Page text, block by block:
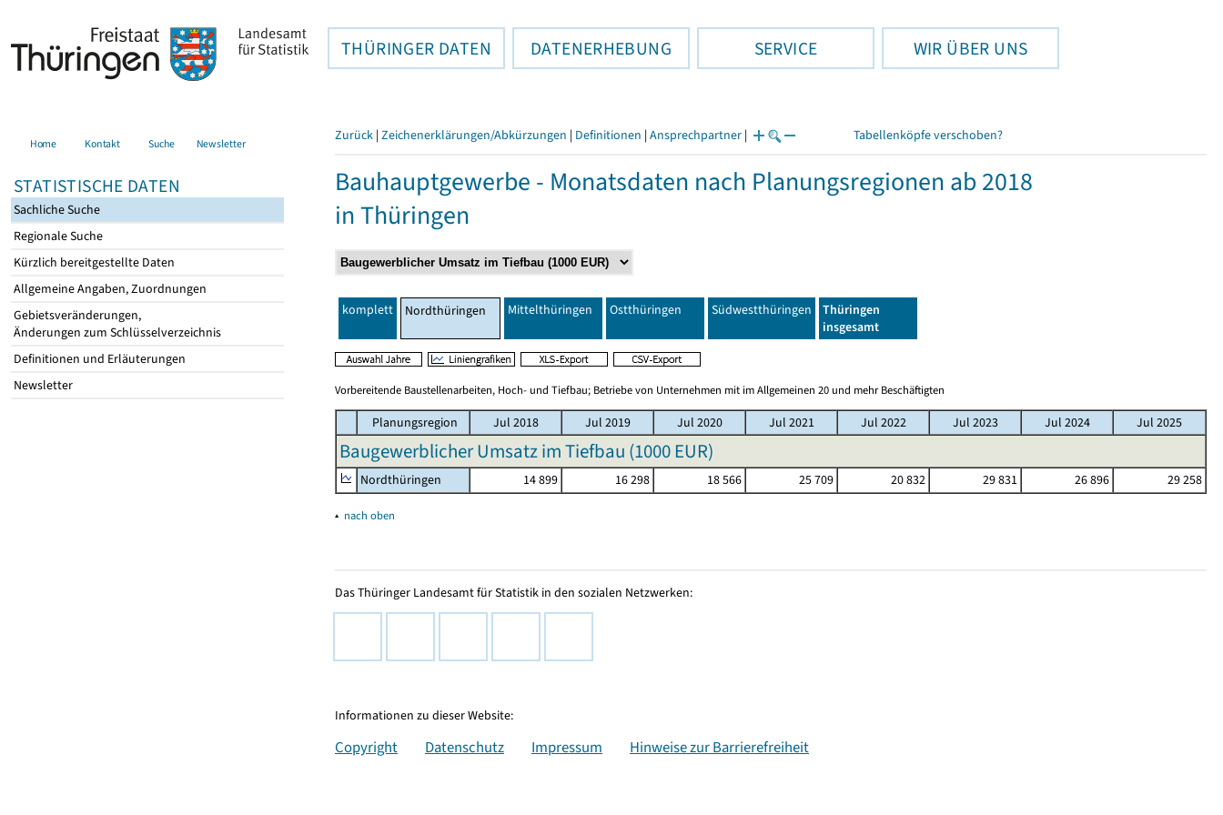
THÜRINGER DATEN DATENERHEBUNG SERVICE WIR ÜBER UNS
Home Kontakt Suche Newsletter
STATISTISCHE DATEN
Sachliche Suche
Regionale Suche
Kürzlich bereitgestellte Daten
Allgemeine Angaben, Zuordnungen
Gebietsveränderungen,
Änderungen zum Schlüsselverzeichnis
Definitionen und Erläuterungen
Newsletter
Zurück | Zeichenerklärungen/Abkürzungen | Definitionen | Ansprechpartner | Tabellenköpfe verschoben?
Bauhauptgewerbe - Monatsdaten nach Planungsregionen ab 2018
in Thüringen
komplett Nordthüringen Mittelthüringen Ostthüringen Südwestthüringen
Thüringen
insgesamt
Vorbereitende Baustellenarbeiten, Hoch- und Tiefbau; Betriebe von Unternehmen mit im Allgemeinen 20 und mehr Beschäftigten
Planungsregion Jul 2018 Jul 2019 Jul 2020 Jul 2021 Jul 2022 Jul 2023 Jul 2024 Jul 2025
Baugewerblicher Umsatz im Tiefbau (1000 EUR)
Nordthüringen 14 899 16 298 18 566 25 709 20 832 29 831 26 896 29 258
▴ nach oben
Das Thüringer Landesamt für Statistik in den sozialen Netzwerken:
Informationen zu dieser Website:
Copyright Datenschutz Impressum Hinweise zur Barrierefreiheit